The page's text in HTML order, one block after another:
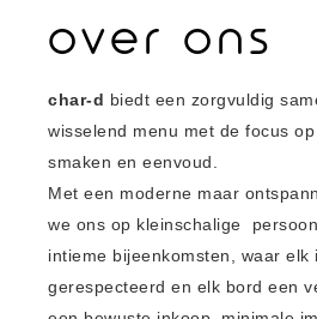
over ons
char-d biedt een zorgvuldig
wisselend menu met de focus op
smaken en eenvoud.
Met een moderne maar
we ons op kleinschalige
intieme bijeenkomsten, waar elk
gerespecteerd en elk bord een